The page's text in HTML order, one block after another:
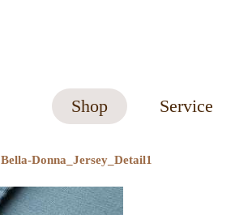
Shop Service
Bella-Donna_Jersey_Detail1